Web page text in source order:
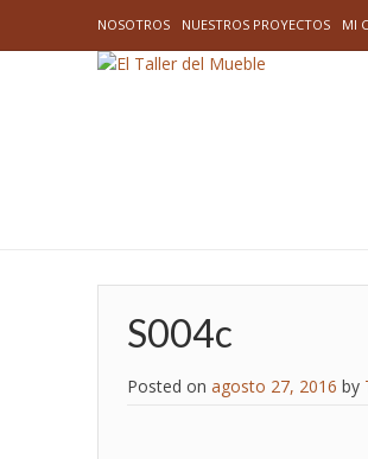
NOSOTROS NUESTROS PROYECTOS MI
S004c
Posted on agosto 27, 2016 by